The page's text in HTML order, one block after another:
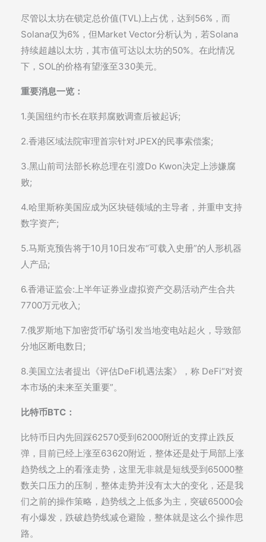
尽管以太坊在锁定总价值(TVL)上占优，达到56%，而
Solana仅为6%，但Market Vector分析认为，若Solana
持续超越以太坊，其市值可达以太坊的50%。在此情况
下，SOL的价格有望涨至330美元。
重要消息一览：
1.美国纽约市长在联邦腐败调查后被起诉;
2.香港区域法院审理首宗针对JPEX的民事索偿案;
3.黑山前司法部长称总理在引渡Do Kwon决定上涉嫌腐
败;
4.哈里斯称美国应成为区块链领域的主导者，并重申支持
数字资产;
5.马斯克预告将于10月10日发布“可载入史册”的人形机器
人产品;
6.香港证监会:上半年证券业虚拟资产交易活动产生合共
7700万元收入;
7.俄罗斯地下加密货币矿场引发当地变电站起火，导致部
分地区断电数日;
8.美国立法者提出《评估DeFi机遇法案》，称 DeFi“对资
本市场的未来至关重要”。
比特币BTC：
比特币日内先回踩62570受到62000附近的支撑止跌反
弹，目前已经上涨至63620附近，整体还是处于局部上涨
趋势线之上的看涨走势，这里无非就是短线受到65000整
数关口压力的压制，整体走势并没有太大的变化，还是我
们之前的操作策略，趋势线之上低多为主，突破65000会
有小爆发，跌破趋势线减仓避险，整体就是这么个操作思
路。